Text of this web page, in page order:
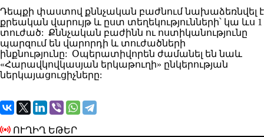
Դեպքի փաստով քննչական բաժնում նախաձեռնվել է
քրեական վարույթ և ըստ տեղեկությունների՝ կա ևս 1
տուժած: Քննչական բաժինն ու ոստիկանությունը
պարզում են վարորդի և տուժածների
ինքնությունը: Օպերատիվորեն ժամանել են նաև
«Հարավկովկասյան երկաթուղի» ընկերության
ներկայացուցիչները:
ՈՒՂԻՂ ԵԹԵՐ